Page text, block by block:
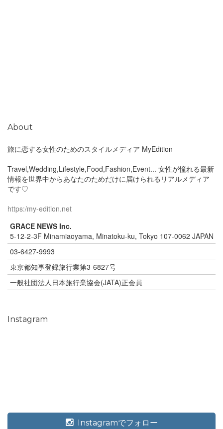
About
旅に恋する女性のためのスタイルメディア MyEdition
Travel,Wedding,Lifestyle,Food,Fashion,Event... 女性が憧れる最新
情報を世界中からあなたのためだけに届けられるリアルメディア
です♡
https:/my-edition.net
GRACE NEWS Inc.
5-12-2-3F Minamiaoyama, Minatoku-ku, Tokyo 107-0062 JAPAN
03-6427-9993
東京都知事登録旅行業第3-6827号
一般社団法人日本旅行業協会(JATA)正会員
Instagram
Instagramでフォロー